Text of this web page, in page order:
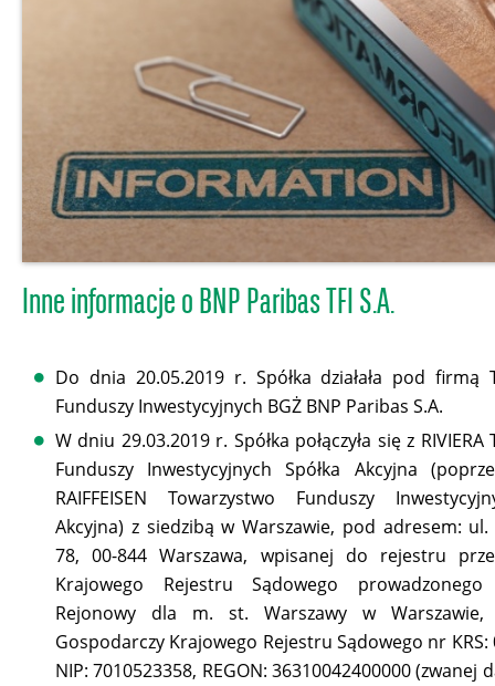
Inne informacje o BNP Paribas TFI S.A.
Do dnia 20.05.2019 r. Spółka działała pod firmą
Funduszy Inwestycyjnych BGŻ BNP Paribas S.A.
W dniu 29.03.2019 r. Spółka połączyła się z
Funduszy Inwestycyjnych Spółka Akcyjna
RAIFFEISEN Towarzystwo Funduszy
Akcyjna) z siedzibą w Warszawie, pod adresem: ul.
78, 00-844 Warszawa, wpisanej do rejestru
Krajowego Rejestru Sądowego
Rejonowy dla m. st. Warszawy w Warszawie,
Gospodarczy Krajowego Rejestru Sądowego nr KRS:
NIP: 7010523358, REGON: 36310042400000 (zwanej